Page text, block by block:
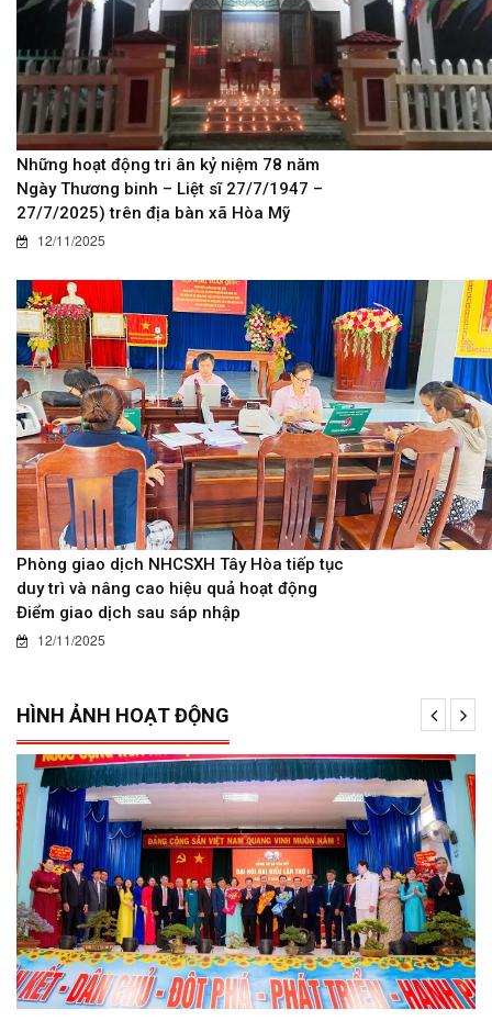
Những hoạt động tri ân kỷ niệm 78 năm
Ngày Thương binh – Liệt sĩ 27/7/1947 –
27/7/2025) trên địa bàn xã Hòa Mỹ
12/11/2025
Phòng giao dịch NHCSXH Tây Hòa tiếp tục
duy trì và nâng cao hiệu quả hoạt động
Điểm giao dịch sau sáp nhập
12/11/2025
HÌNH ẢNH HOẠT ĐỘNG